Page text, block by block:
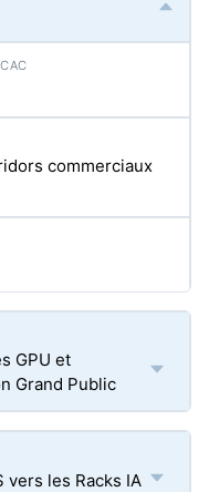
commerciaux
GPU et
Grand Public
vers les Racks IA